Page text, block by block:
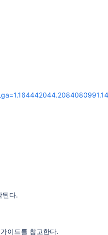
된다.
이드를 참고한다.